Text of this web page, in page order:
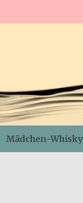
Mädchen-Whisky